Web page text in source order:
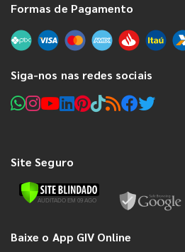
Formas de Pagamento
Siga-nos nas redes sociais
Site Seguro
Baixe o App GIV Online